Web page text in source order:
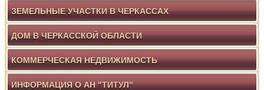
ЗЕМЕЛЬНЫЕ УЧАСТКИ В ЧЕРКАССАХ
ДОМ В ЧЕРКАССКОЙ ОБЛАСТИ
КОММЕРЧЕСКАЯ НЕДВИЖИМОСТЬ
ИНФОРМАЦИЯ О АН "ТИТУЛ"